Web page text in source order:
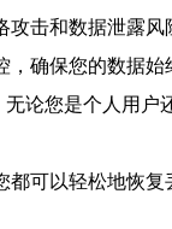
击和数据泄露风
确保您的数据始
论您是个人用户
可以轻松地恢复